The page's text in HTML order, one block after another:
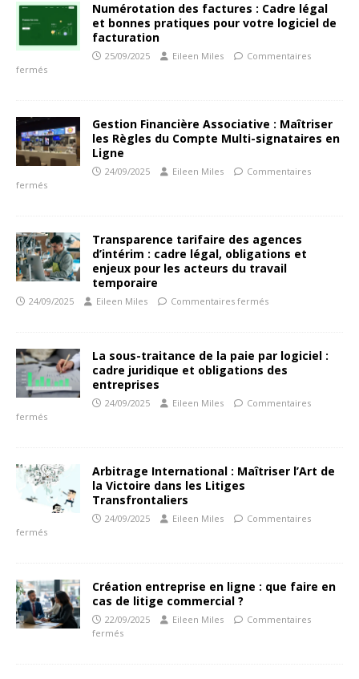
Numérotation des factures : Cadre légal
et bonnes pratiques pour votre logiciel de
facturation
25/09/2025 Eileen Miles
Commentaires
fermés
Gestion Financière Associative : Maîtriser
les Règles du Compte Multi-signataires en
Ligne
24/09/2025 Eileen Miles
Commentaires
fermés
Transparence tarifaire des agences
d’intérim : cadre légal, obligations et
enjeux pour les acteurs du travail
temporaire
24/09/2025 Eileen Miles Commentaires fermés
La sous-traitance de la paie par logiciel :
cadre juridique et obligations des
entreprises
24/09/2025 Eileen Miles
Commentaires
fermés
Arbitrage International : Maîtriser l’Art de
la Victoire dans les Litiges
Transfrontaliers
24/09/2025 Eileen Miles
Commentaires
fermés
Création entreprise en ligne : que faire en
cas de litige commercial ?
22/09/2025 Eileen Miles
Commentaires
fermés